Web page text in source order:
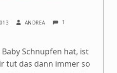
ANDREA 1
Schnupfen hat, ist
tut das dann immer so